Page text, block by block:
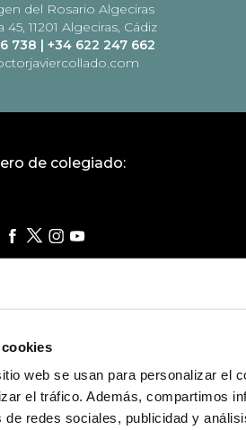
web se usan para personalizar el
el tráfico. Además, compartimos
redes sociales, publicidad y
del Rosario Algeciras
45, 11201 Algeciras, Cádiz
738 | +34 622 247 662
de colegiado:
Blog